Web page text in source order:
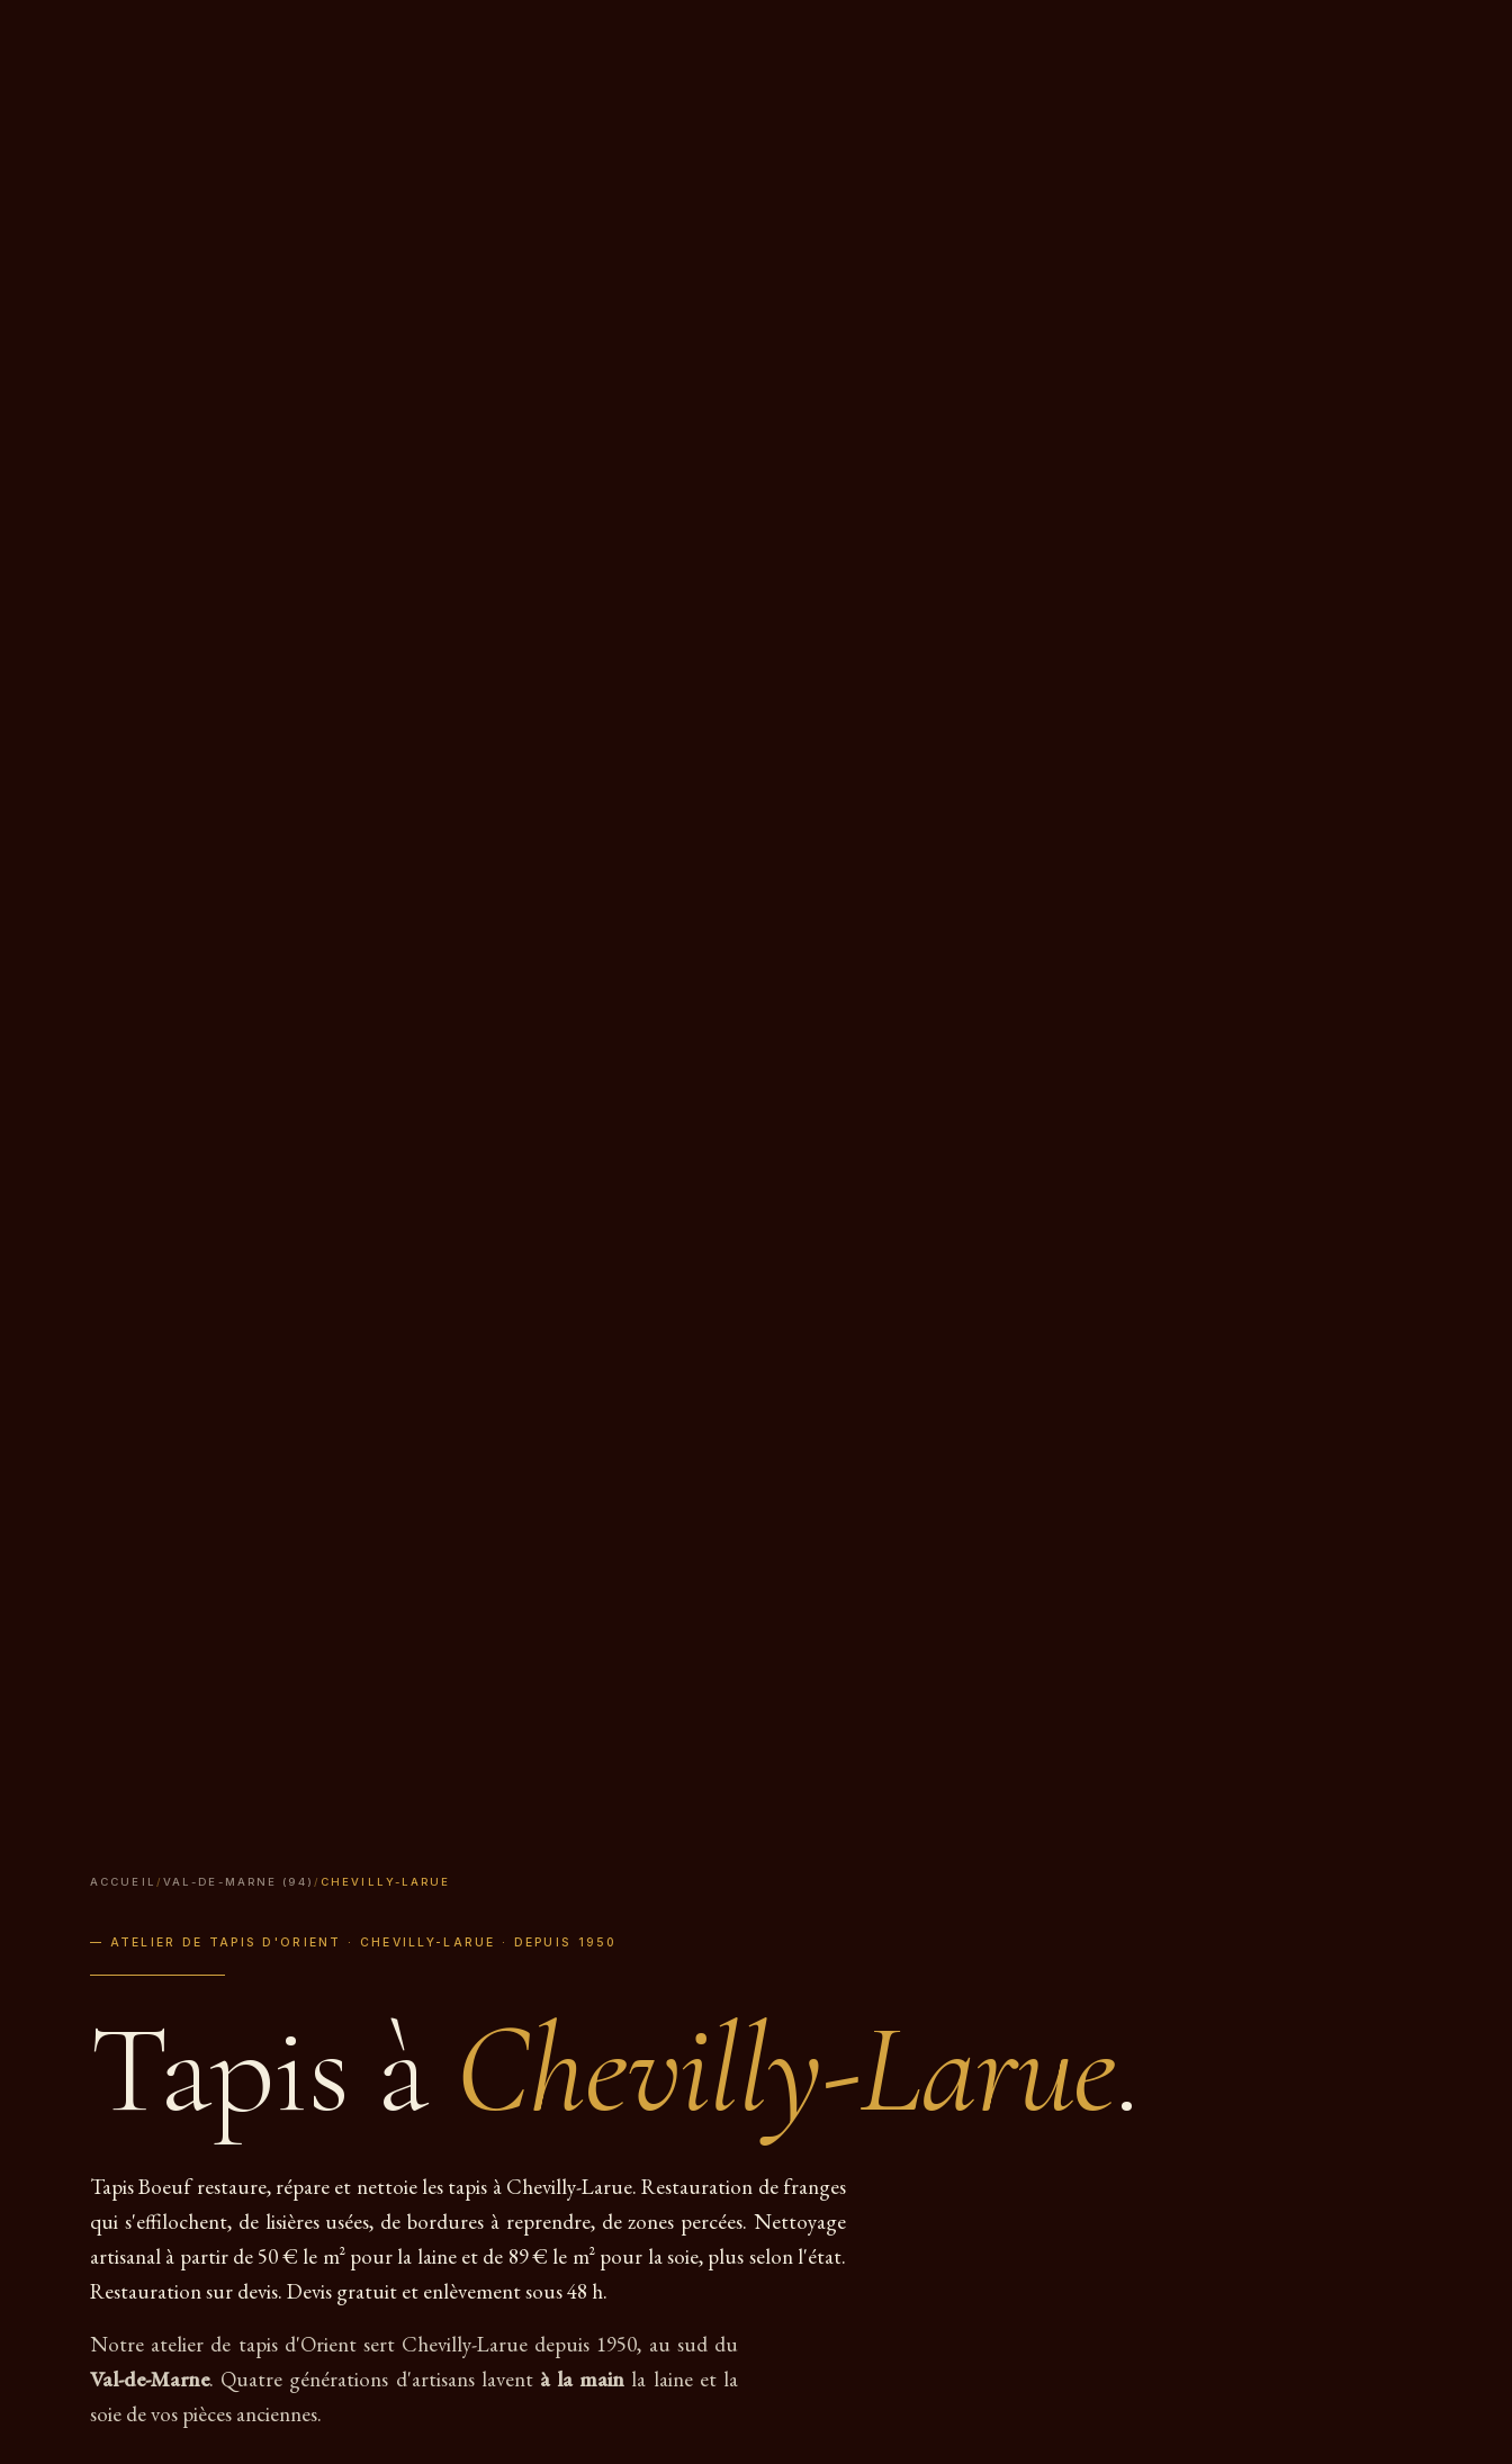
ACCUEIL / VAL-DE-MARNE (94) / CHEVILLY-LARUE
— ATELIER DE TAPIS D'ORIENT · CHEVILLY-LARUE · DEPUIS 1950
Tapis à Chevilly-Larue.
Tapis Boeuf restaure, répare et nettoie les tapis à Chevilly-Larue. Restauration de franges
qui s'effilochent, de lisières usées, de bordures à reprendre, de zones percées. Nettoyage
artisanal à partir de 50 € le m² pour la laine et de 89 € le m² pour la soie, plus selon l'état.
Restauration sur devis. Devis gratuit et enlèvement sous 48 h.
Notre atelier de tapis d'Orient sert Chevilly-Larue depuis 1950, au sud du
Val-de-Marne. Quatre générations d'artisans lavent à la main la laine et la
soie de vos pièces anciennes.